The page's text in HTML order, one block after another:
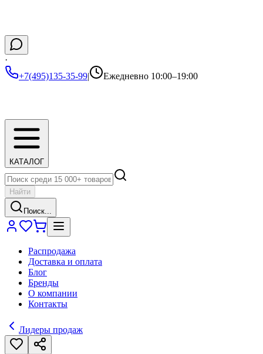
·
+7(495)135-35-99| Ежедневно 10:00–19:00
КАТАЛОГ
Найти
Поиск...
Распродажа
Доставка и оплата
Блог
Бренды
О компании
Контакты
Лидеры продаж